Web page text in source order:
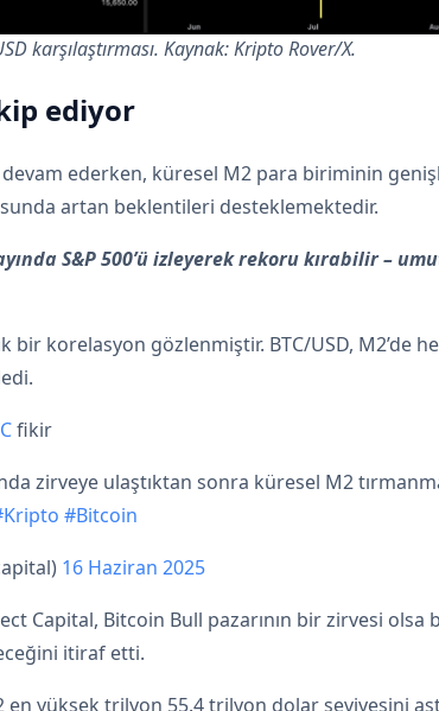
karşılaştırması. Kaynak: Kripto Rover/X.
ediyor
ederken, küresel M2 para biriminin
artan beklentileri desteklemektedir.
S&P 500’ü izleyerek rekoru kırabilir –
bir korelasyon gözlenmiştir. BTC/USD, M2’de
fikir
zirveye ulaştıktan sonra küresel M2
#Bitcoin
16 Haziran 2025
Capital, Bitcoin Bull pazarının bir zirvesi olsa
itiraf etti.
yüksek trilyon 55.4 trilyon dolar seviyesini